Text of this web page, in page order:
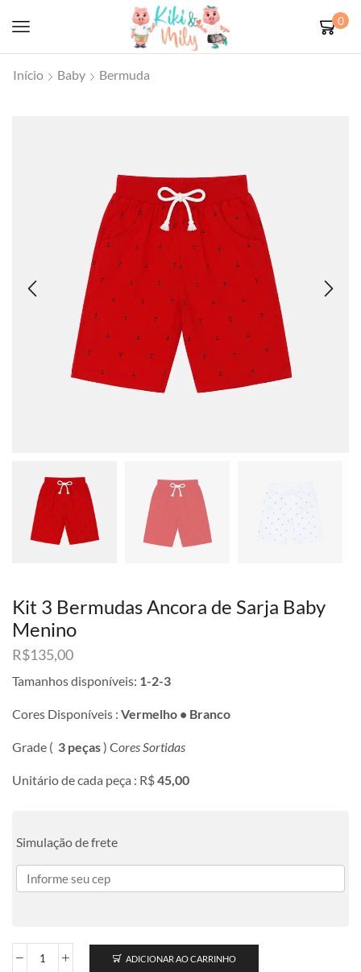
0
Início Baby Bermuda
Kit 3 Bermudas Ancora de Sarja Baby
Menino
R$135,00
Tamanhos disponíveis: 1-2-3
Cores Disponíveis : Vermelho • Branco
Grade ( 3 peças) Cores Sortidas
Unitário de cada peça : R$45,00
Simulação de frete
ADICIONAR AO CARRINHO